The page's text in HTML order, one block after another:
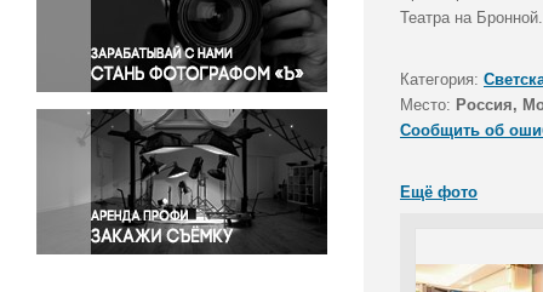
Правосудие
Происшествия и конфликты
Религия
Светская жизнь
Спорт
Экология
Экономика и бизнес
Театра на
Категория:
Место: Россия,
Сообщить об
Ещё фото